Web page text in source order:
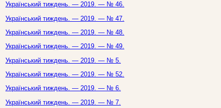
Український тиждень. — 2019. — № 46.
Український тиждень. — 2019. — № 47.
Український тиждень. — 2019. — № 48.
Український тиждень. — 2019. — № 49.
Український тиждень. — 2019. — № 5.
Український тиждень. — 2019. — № 52.
Український тиждень. — 2019. — № 6.
Український тиждень. — 2019. — № 7.